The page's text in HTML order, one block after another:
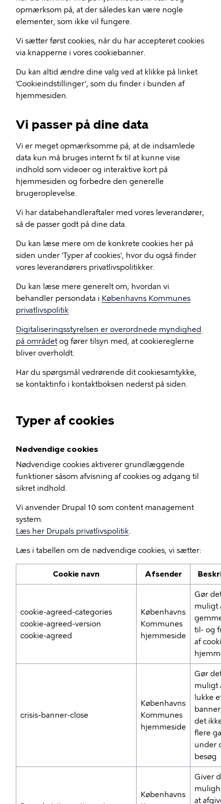
opmærksom på, at der således kan være nogle
elementer, som ikke vil fungere.
Vi sætter først cookies, når du har accepteret cookies
via knapperne i vores cookiebanner.
Du kan altid ændre dine valg ved at klikke på linket
’Cookieindstillinger’, som du finder i bunden af
hjemmesiden.
Vi passer på dine data
Vi er meget opmærksomme på, at de indsamlede
data kun må bruges internt fx til at kunne vise
indhold som videoer og interaktive kort på
hjemmesiden og forbedre den generelle
brugeroplevelse.
Vi har databehandleraftaler med vores leverandører,
så de passer godt på dine data.
Du kan læse mere om de konkrete cookies her på
siden under 'Typer af cookies', hvor du også finder
vores leverandørers privatlivspolitikker.
Du kan læse mere generelt om, hvordan vi
behandler persondata i Københavns Kommunes
privatlivspolitik
Digitaliseringsstyrelsen er overordnede myndighed
på områdetog fører tilsyn med, at cookiereglerne
bliver overholdt.
Har du spørgsmål vedrørende dit cookiesamtykke,
se kontaktinfo i kontaktboksen nederst på siden.
Typer af cookies
Nødvendige cookies
Nødvendige cookies aktiverer grundlæggende
funktioner såsom afvisning af cookies og adgang til
sikret indhold.
Vi anvender Drupal 10 som content management
system.
Læs her Drupals privatlivspolitik.
Læs i tabellen om de nødvendige cookies, vi sætter:
Cookie navn Afsender
cookie-agreed-categories
cookie-agreed-version
cookie-agreed
Københavns
Kommunes
hjemmeside
Gør
muligt
til- og
af
crisis-banner-close
Københavns
Kommunes
hjemmeside
Gør
muligt
lukke
det
flere
under
besøg
Københavns
Giver
at